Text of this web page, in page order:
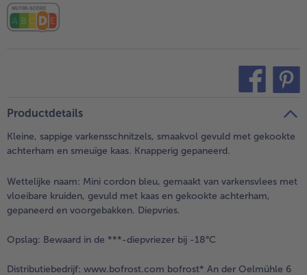
Productdetails
Kleine, sappige varkensschnitzels, smaakvol gevuld met gekookte
achterham en smeuïge kaas. Knapperig gepaneerd.
Wettelijke naam: Mini cordon bleu, gemaakt van varkensvlees met
vloeibare kruiden, gevuld met kaas en gekookte achterham,
gepaneerd en voorgebakken. Diepvries.
Opslag: Bewaard in de ***-diepvriezer bij -18°C
Distributiebedrijf: www.bofrost.com bofrost* An der Oelmühle 6